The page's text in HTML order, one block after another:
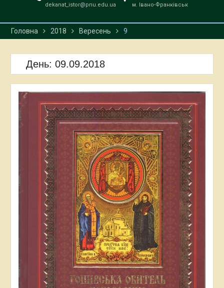
dekanat_istor@pnu.edu.ua
м. Івано-Франківськ
Головна 2018 Вересень 9
День: 09.09.2018